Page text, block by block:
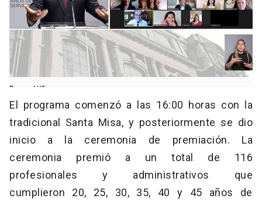
El programa comenzó a las 16:00 horas con la
tradicional Santa Misa, y posteriormente se dio
inicio a la ceremonia de premiación. La
ceremonia premió a un total de 116
profesionales y administrativos que
cumplieron 20, 25, 30, 35, 40 y 45 años de